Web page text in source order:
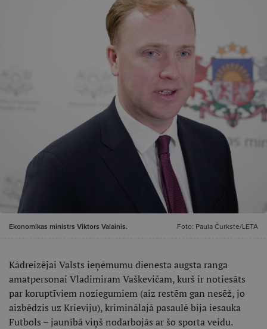
Ekonomikas ministrs Viktors Valainis. Foto: Paula Čurkste/LETA
Kādreizējai Valsts ieņēmumu dienesta augsta ranga
amatpersonai Vladimiram Vaškevičam, kurš ir notiesāts
par koruptīviem noziegumiem (aiz restēm gan nesēž, jo
aizbēdzis uz Krieviju), kriminālajā pasaulē bija iesauka
Futbols – jaunībā viņš nodarbojās ar šo sporta veidu.